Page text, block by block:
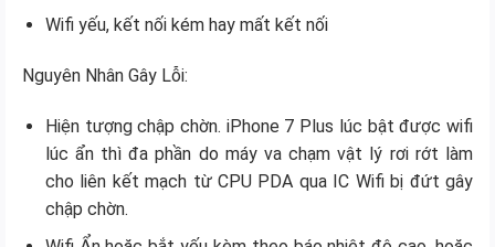
Wifi yếu, kết nối kém hay mất kết nối
Nguyên Nhân Gây Lỗi:
Hiện tượng chập chờn. iPhone 7 Plus lúc bật được wifi
lúc ẩn thì đa phần do máy va chạm vật lý rơi rớt làm
cho liên kết mạch từ CPU PDA qua IC Wifi bị đứt gây
chập chờn.